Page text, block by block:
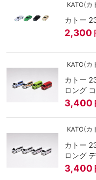
KATO(カ
カトー
2,300
KATO(カ
カトー
ロング
3,400
KATO(カ
カトー
ロング
3,400